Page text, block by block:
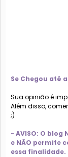
Se Chegou até
Sua opinião é
Além disso,
;)
- AVISO: O
e NÃO permite
essa finalidade.